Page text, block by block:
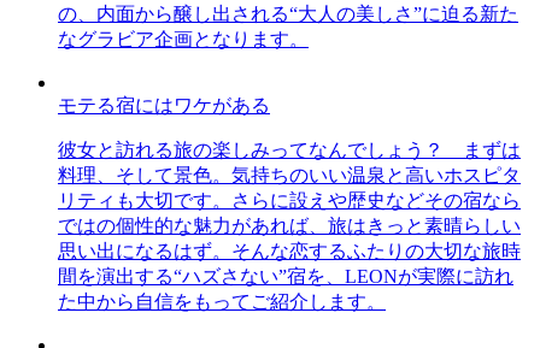
の、内面から醸し出される“大人の美しさ”に迫る新た
なグラビア企画となります。
モテる宿にはワケがある
彼女と訪れる旅の楽しみってなんでしょう？ まずは
料理、そして景色。気持ちのいい温泉と高いホスピタ
リティも大切です。さらに設えや歴史などその宿なら
ではの個性的な魅力があれば、旅はきっと素晴らしい
思い出になるはず。そんな恋するふたりの大切な旅時
間を演出する“ハズさない”宿を、LEONが実際に訪れ
た中から自信をもってご紹介します。